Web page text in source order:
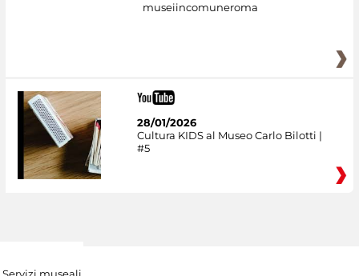
museiincomuneroma
28/01/2026
Cultura KIDS al Museo Carlo Bilotti |
#5